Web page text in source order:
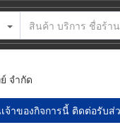
จำกัด
จ้าของกิจการนี้ ติดต่อรับส่